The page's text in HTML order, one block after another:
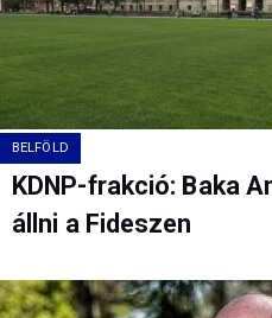
BELFÖLD
KDNP-frakció: Baka
állni a Fideszen